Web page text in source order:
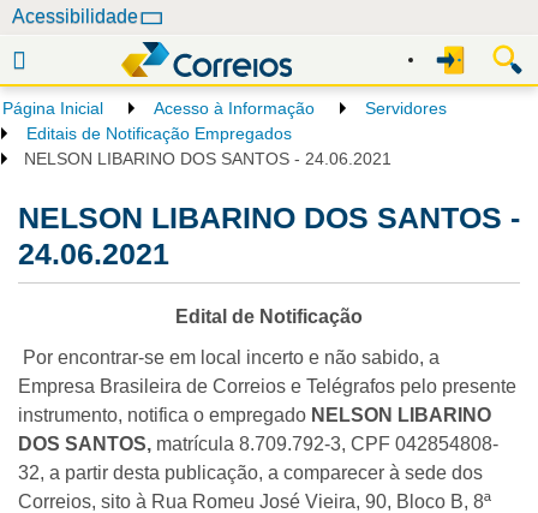
e
g
a
Acessibilidade
Página Inicial Acesso à Informação
Servidores
Editais de Notificação Empregados
NELSON LIBARINO DOS SANTOS - 24.06.2021
NELSON LIBARINO DOS SANTOS -
24.06.2021
Edital de Notificação
Por encontrar-se em local incerto e não sabido, a
Empresa Brasileira de Correios e Telégrafos pelo presente
instrumento, notifica o empregado NELSON LIBARINO
DOS SANTOS, matrícula 8.709.792-3, CPF 042854808-
32, a partir desta publicação, a comparecer à sede dos
Correios, sito à Rua Romeu José Vieira, 90, Bloco B, 8ª